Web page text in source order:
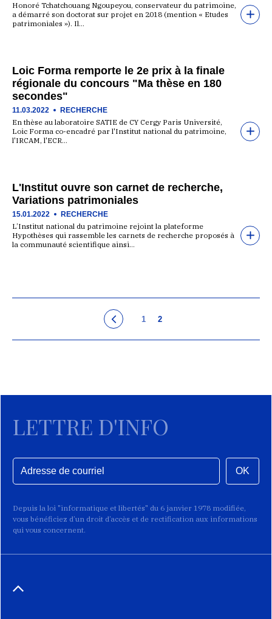
Honoré Tchatchouang Ngoupeyou, conservateur du patrimoine,
a démarré son doctorat sur projet en 2018 (mention « Etudes
patrimoniales »). Il…
Loic Forma remporte le 2e prix à la finale
régionale du concours "Ma thèse en 180
secondes"
11.03.2022 RECHERCHE
En thèse au laboratoire SATIE de CY Cergy Paris Université,
Loic Forma co-encadré par l'Institut national du patrimoine,
l'IRCAM, l'ECR…
L'Institut ouvre son carnet de recherche,
Variations patrimoniales
15.01.2022 RECHERCHE
L’Institut national du patrimoine rejoint la plateforme
Hypothèses qui rassemble les carnets de recherche proposés à
la communauté scientifique ainsi…
1 2
LETTRE D'INFO
OK
Depuis la loi "informatique et libertés" du 6 janvier 1978 modifiée,
vous bénéficiez d’un droit d’accès et de rectification aux informations
qui vous concernent.